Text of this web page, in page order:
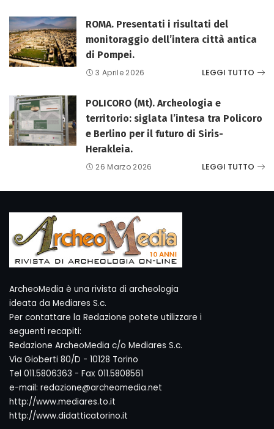
ROMA. Presentati i risultati del
monitoraggio dell’intera città antica
di Pompei.
3 Aprile 2026 LEGGI TUTTO
POLICORO (Mt). Archeologia e
territorio: siglata l’intesa tra Policoro
e Berlino per il futuro di Siris-
Herakleia.
26 Marzo 2026 LEGGI TUTTO
ArcheoMedia è una rivista di archeologia
ideata da Mediares S.c.
Per contattare la Redazione potete utilizzare i
seguenti recapiti:
Redazione ArcheoMedia c/o Mediares S.c.
Via Gioberti 80/D - 10128 Torino
Tel 011.5806363 - Fax 011.5808561
e-mail: redazione@archeomedia.net
http://www.mediares.to.it
http://www.didatticatorino.it